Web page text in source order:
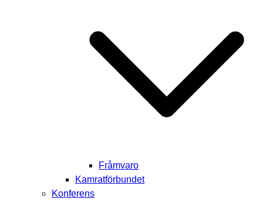
Fråmvaro
Kamratförbundet
Konferens